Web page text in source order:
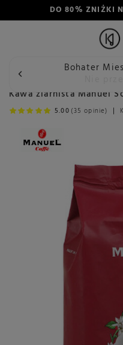
DO 80% ZNIŻKI
Bohater
Wstecz Konesso
Kawa ziarnista Manuel
5.00 (35 opinie)